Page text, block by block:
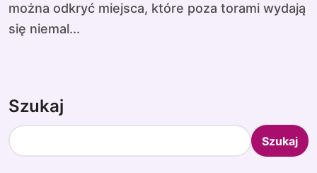
można odkryć miejsca, które poza torami wydają
się niemal...
Szukaj
Szukaj